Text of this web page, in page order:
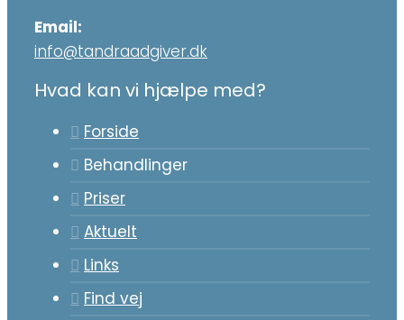
Email:
info@tandraadgiver.dk
Hvad kan vi hjælpe med?
Forside
Behandlinger
Priser
Aktuelt
Links
Find vej